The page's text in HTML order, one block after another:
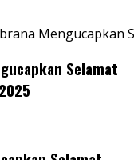
Mengucapkan
Selamat